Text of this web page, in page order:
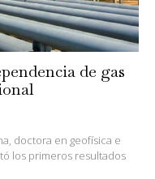
de gas
doctora en geofísica e
los primeros resultados